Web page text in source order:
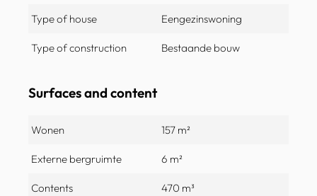
Type of house Eengezinswoning
Type of construction Bestaande bouw
Surfaces and content
Wonen 157 m²
Externe bergruimte 6 m²
Contents 470 m³